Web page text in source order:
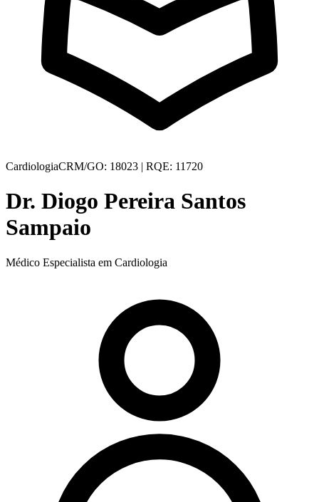
CardiologiaCRM/GO: 18023 | RQE: 11720
Dr. Diogo Pereira Santos
Sampaio
Médico Especialista em Cardiologia